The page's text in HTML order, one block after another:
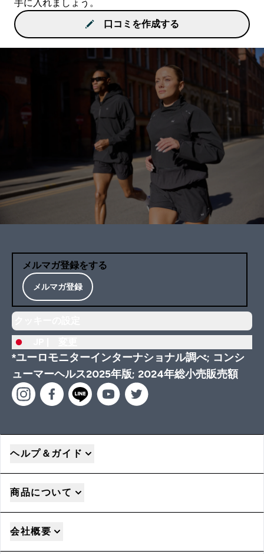
手に入れましょう。
口コミを作成する
メルマガ登録をする
メルマガ登録
*ユーロモニターインターナショナル調べ; コンシ
ューマーヘルス2025年版; 2024年総小売販売額
ヘルプ＆ガイド
商品について
会社概要